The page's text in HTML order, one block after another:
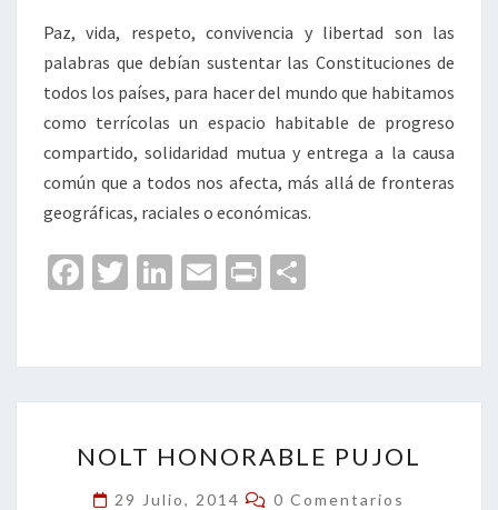
Paz, vida, respeto, convivencia y libertad son las
palabras que debían sustentar las Constituciones de
todos los países, para hacer del mundo que habitamos
como terrícolas un espacio habitable de progreso
compartido, solidaridad mutua y entrega a la causa
común que a todos nos afecta, más allá de fronteras
geográficas, raciales o económicas.
Fa
o
o
k
T
er
Li
dI
n
E
l
Pr
p
ar
tir
HONORABLE
PUJOL
NOLT HONORABLE PUJOL
29 Julio, 2014 Comentarios
0 Comentarios